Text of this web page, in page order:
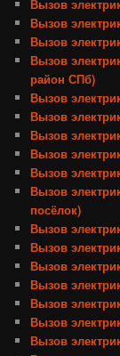
Вызов
Вызов
Вызов
Вызов
район СПб)
Вызов
Вызов
Вызов
Вызов
Вызов
Вызов
посёлок)
Вызов
Вызов
Вызов
Вызов
Вызов
Вызов
Вызов